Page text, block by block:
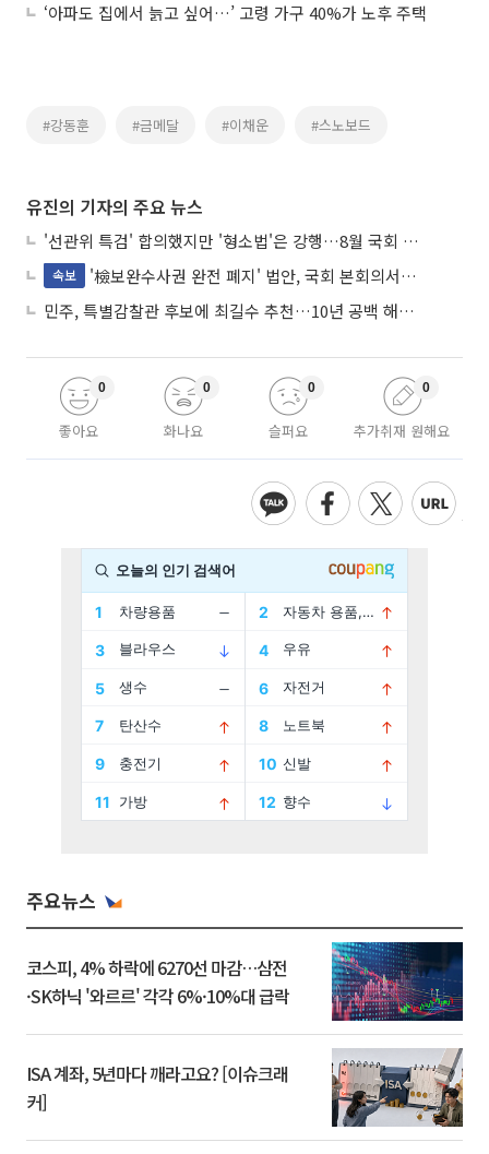
‘아파도 집에서 늙고 싶어…’ 고령 가구 40%가 노후 주택
#강동훈 #금메달 #이채운 #스노보드
유진의 기자의 주요 뉴스
'선관위 특검' 합의했지만 '형소법'은 강행…8월 국회 '입법 2차전' 예고
속보
'檢보완수사권 완전 폐지' 법안, 국회 본회의서 민주당 주도 통과
민주, 특별감찰관 후보에 최길수 추천…10년 공백 해소 속도
좋아요
0
화나요
0
슬퍼요
0
추가취재 원해요
0
주요뉴스
코스피, 4% 하락에 6270선 마감…삼전
·SK하닉 '와르르' 각각 6%·10%대 급락
ISA 계좌, 5년마다 깨라고요? [이슈크래
커]